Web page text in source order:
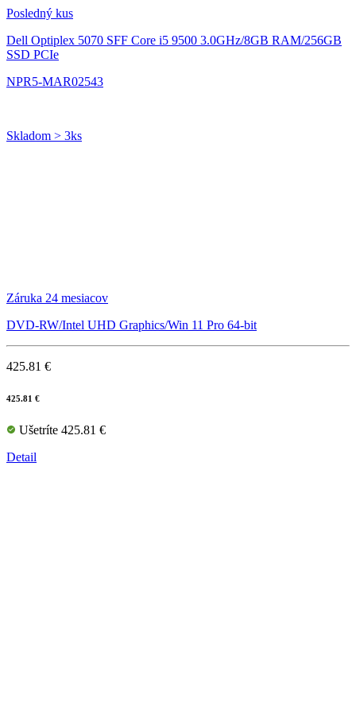
Posledný kus
Dell Optiplex 5070 SFF Core i5 9500 3.0GHz/8GB RAM/256GB
SSD PCIe
NPR5-MAR02543
Skladom > 3ks
Záruka 24 mesiacov
DVD-RW/Intel UHD Graphics/Win 11 Pro 64-bit
425.81 €
425.81 €
Ušetríte 425.81 €
Detail